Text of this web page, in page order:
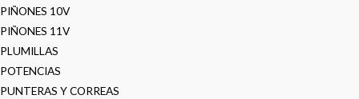
PIÑONES 10V
PIÑONES 11V
PLUMILLAS
POTENCIAS
PUNTERAS Y CORREAS